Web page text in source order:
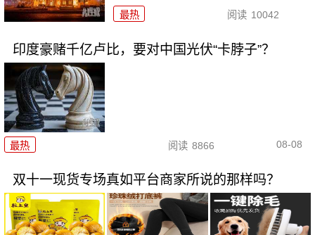
最热 阅读 10042
印度豪赌千亿卢比，要对中国光伏“卡脖子”？
最热 阅读 8866 08-08
双十一现货专场真如平台商家所说的那样吗？